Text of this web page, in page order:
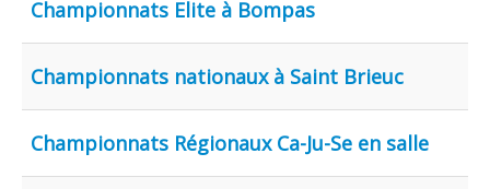
Championnats Elite à Bompas
Championnats nationaux à Saint Brieuc
Championnats Régionaux Ca-Ju-Se en salle